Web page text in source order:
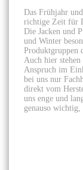
Das Frühjahr
richtige Zeit für
Die Jacken und
und Winter
Produktgruppen
Auch hier
Anspruch im
bei uns nur
direkt vom
uns enge und
genauso